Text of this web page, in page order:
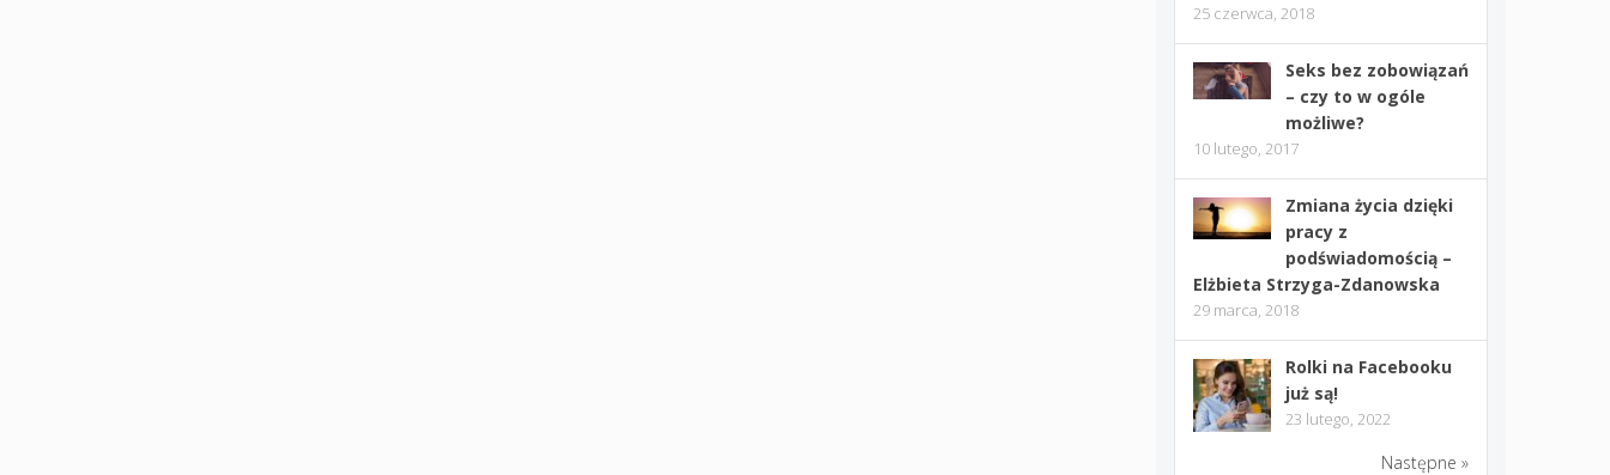
25 czerwca, 2018
Seks bez zobowiązań
– czy to w ogóle
możliwe?
10 lutego, 2017
Zmiana życia dzięki
pracy z
podświadomością –
Elżbieta Strzyga-Zdanowska
29 marca, 2018
Rolki na Facebooku
już są!
23 lutego, 2022
Następne »